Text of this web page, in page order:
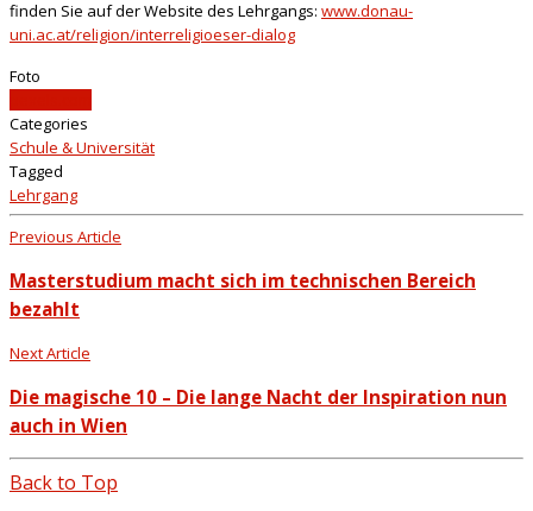
finden Sie auf der Website des Lehrgangs: www.donau-
uni.ac.at/religion/interreligioeser-dialog
Foto
Categories
Schule & Universität
Tagged
Lehrgang
Previous Article
Masterstudium macht sich im technischen Bereich
bezahlt
Next Article
Die magische 10 – Die lange Nacht der Inspiration nun
auch in Wien
Back to Top